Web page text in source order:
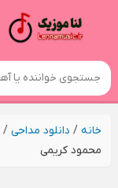
خانه/ دانلود مداحی/
محمود کریمی